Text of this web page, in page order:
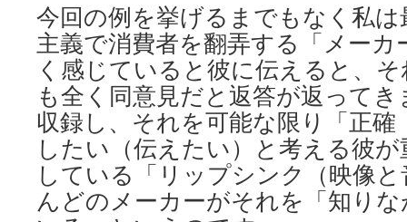
今回の例を挙げるまでもなく私
主義で消費者を翻弄する「メーカ
く感じていると彼に伝えると、
も全く同意見だと返答が返って
収録し、それを可能な限り「正確
したい（伝えたい）と考える彼
している「リップシンク（映像
んどのメーカーがそれを「知り